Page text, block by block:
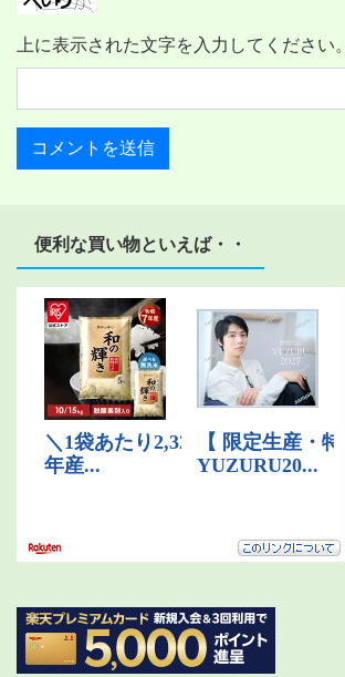
上に表示された文字を入力してください。
便利な買い物といえば・・